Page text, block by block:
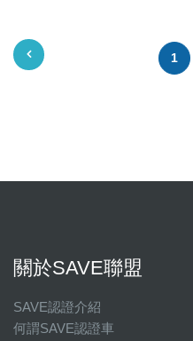
1
關於SAVE聯盟
SAVE認證介紹
何謂SAVE認證車